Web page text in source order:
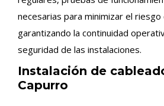
necesarias para minimizar el riesgo
garantizando la continuidad
seguridad de las instalaciones.
Instalación de
Capurro